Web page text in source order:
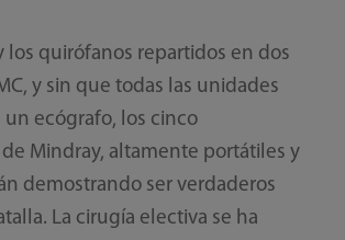
los quirófanos repartidos en dos
y sin que todas las unidades
ecógrafo, los cinco
de Mindray, altamente portátiles y
demostrando ser verdaderos
La cirugía electiva se ha